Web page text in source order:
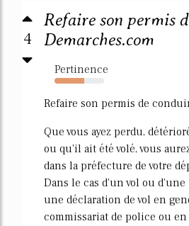
4
Refaire son permis
Demarches.com
Pertinence
60%
Refaire son permis de
Que vous ayez perdu,
ou qu'il ait été volé, vous
dans la préfecture de votre
Dans le cas d'un vol ou d'une
une déclaration de vol en
commissariat de police ou